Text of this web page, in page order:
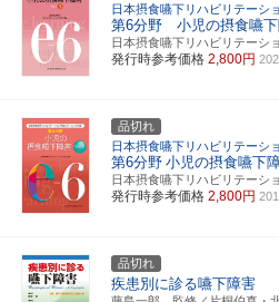
日本摂食嚥下リハビリテーシ
第6分野 小児の摂食嚥
日本摂食嚥下リハビリテー
発行時参考価格 2,800円
品切れ
日本摂食嚥下リハビリテーシ
第6分野 小児の摂食嚥下
日本摂食嚥下リハビリテー
発行時参考価格 2,800円
品切れ
疾患別に診る嚥下障害